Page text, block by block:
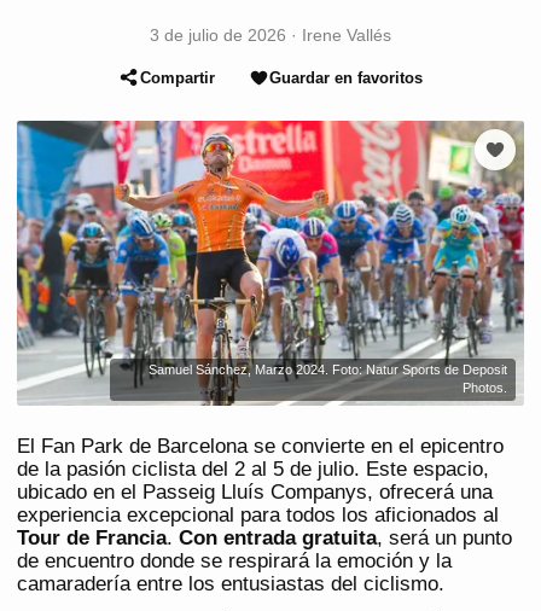
3 de julio de 2026 · Irene Vallés
Compartir Guardar en favoritos
Samuel Sánchez, Marzo 2024. Foto: Natur Sports de Deposit
Photos.
El Fan Park de Barcelona se convierte en el epicentro
de la pasión ciclista del 2 al 5 de julio. Este espacio,
ubicado en el Passeig Lluís Companys, ofrecerá una
experiencia excepcional para todos los aficionados al
Tour de Francia. Con entrada gratuita, será un punto
de encuentro donde se respirará la emoción y la
camaradería entre los entusiastas del ciclismo.